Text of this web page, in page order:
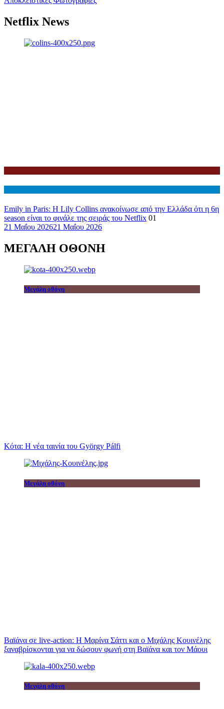
Netflix News
Emily in Paris: Η Lily Collins ανακοίνωσε από την Ελλάδα ότι η 6η
season είναι το φινάλε της σειράς του Netflix 01
21 Μαΐου 202621 Μαΐου 2026
ΜΕΓΑΛΗ ΟΘΟΝΗ
Μεγάλη οθόνη
Κότα: Η νέα ταινία του György Pálfi
Μεγάλη οθόνη
Βαϊάνα σε live-action: Η Μαρίνα Σάττι και ο Μιχάλης Κουινέλης
ξαναβρίσκονται για να δώσουν φωνή στη Βαϊάνα και τον Μάουι
Μεγάλη οθόνη